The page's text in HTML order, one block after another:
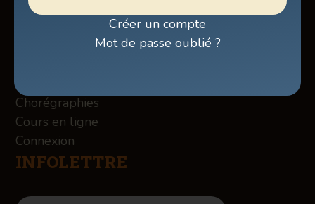
Créer un compte
Mot de passe oublié ?
Billetterie
À propos des Winslow
Contact
Chorégraphies
Cours en ligne
Connexion
INFOLETTRE